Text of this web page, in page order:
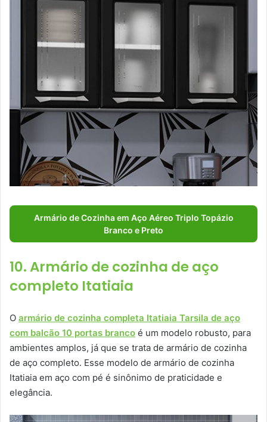
Armário de Cozinha em Aço Aéreo Triplo Topázio
Branco e Preto
10. Armário de cozinha de aço
completo Itatiaia
O armário de cozinha completa Itatiaia Tarsila de aço
com balcão 10 portas branco é um modelo robusto, para
ambientes amplos, já que se trata de armário de cozinha
de aço completo. Esse modelo de armário de cozinha
Itatiaia em aço com pé é sinônimo de praticidade e
elegância.